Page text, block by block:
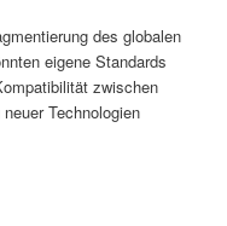
des globalen
eigene Standards
zwischen
Technologien